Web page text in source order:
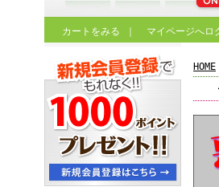
カートをみる マイページへロ
HOME